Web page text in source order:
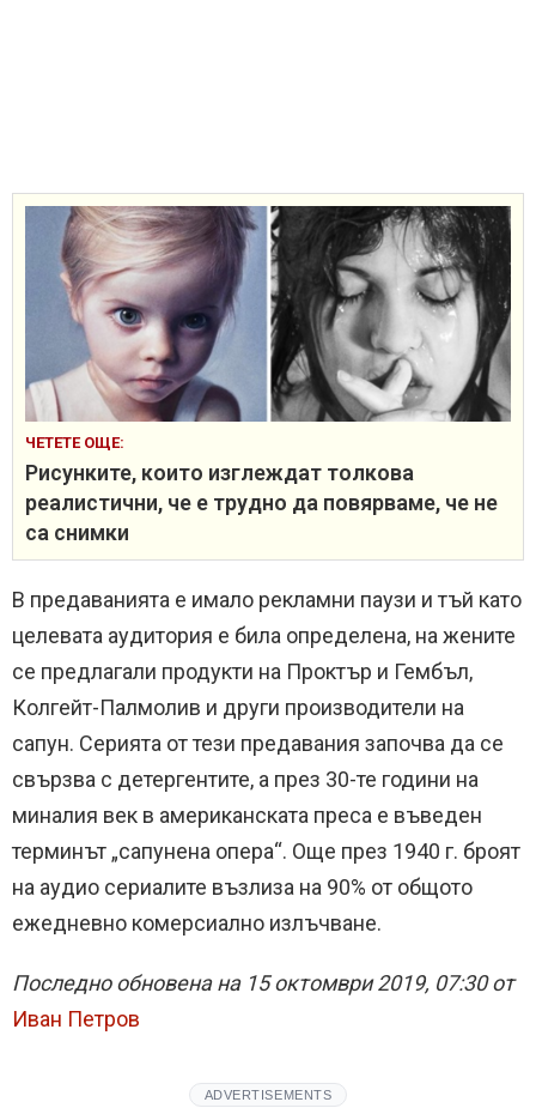
ЧЕТЕТЕ ОЩЕ:
Рисунките, които изглеждат толкова
реалистични, че е трудно да повярваме, че не
са снимки
В предаванията е имало рекламни паузи и тъй като
целевата аудитория е била определена, на жените
се предлагали продукти на Проктър и Гембъл,
Колгейт-Палмолив и други производители на
сапун. Серията от тези предавания започва да се
свързва с детергентите, а през 30-те години на
миналия век в американската преса е въведен
терминът „сапунена опера“. Още през 1940 г. броят
на аудио сериалите възлиза на 90% от общото
ежедневно комерсиално излъчване.
Последно обновена на 15 октомври 2019, 07:30 от
Иван Петров
ADVERTISEMENTS